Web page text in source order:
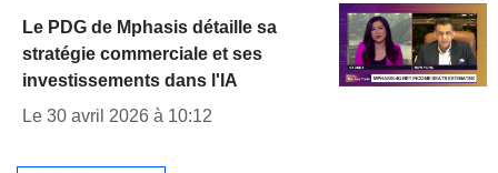
Le PDG de Mphasis détaille sa
stratégie commerciale et ses
investissements dans l'IA
Le 30 avril 2026 à 10:12